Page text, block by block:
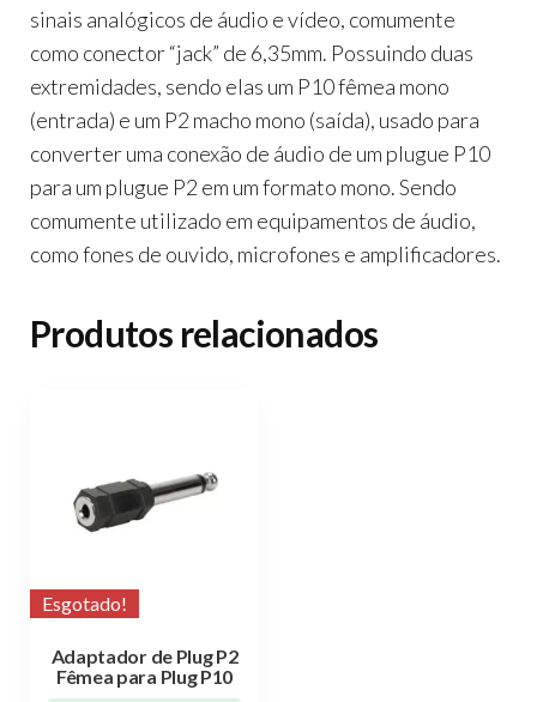
sinais analógicos de áudio e vídeo, comumente
como conector “jack” de 6,35mm. Possuindo duas
extremidades, sendo elas um P10 fêmea mono
(entrada) e um P2 macho mono (saída), usado para
converter uma conexão de áudio de um plugue P10
para um plugue P2 em um formato mono. Sendo
comumente utilizado em equipamentos de áudio,
como fones de ouvido, microfones e amplificadores.
Produtos relacionados
Esgotado!
Adaptador de Plug P2
Fêmea para Plug P10